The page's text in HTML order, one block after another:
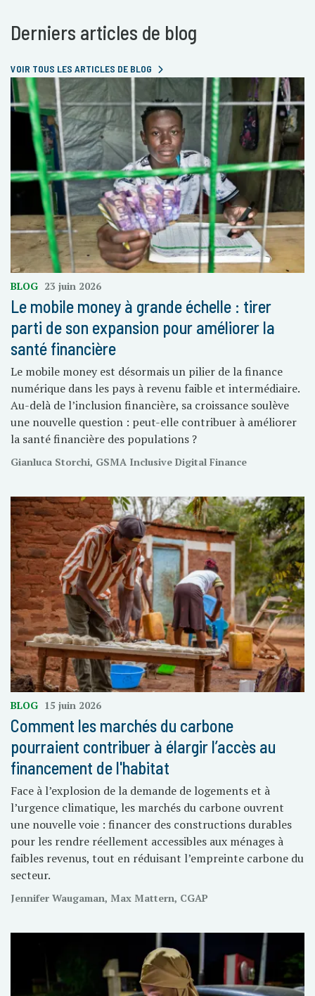
Derniers articles de blog
VOIR TOUS LES ARTICLES DE BLOG
BLOG 23 juin 2026
Le mobile money à grande échelle : tirer
parti de son expansion pour améliorer la
santé financière
Le mobile money est désormais un pilier de la finance
numérique dans les pays à revenu faible et intermédiaire.
Au-delà de l’inclusion financière, sa croissance soulève
une nouvelle question : peut-elle contribuer à améliorer
la santé financière des populations ?
Gianluca Storchi, GSMA Inclusive Digital Finance
BLOG 15 juin 2026
Comment les marchés du carbone
pourraient contribuer à élargir l’accès au
financement de l'habitat
Face à l’explosion de la demande de logements et à
l’urgence climatique, les marchés du carbone ouvrent
une nouvelle voie : financer des constructions durables
pour les rendre réellement accessibles aux ménages à
faibles revenus, tout en réduisant l’empreinte carbone du
secteur.
Jennifer Waugaman, Max Mattern, CGAP